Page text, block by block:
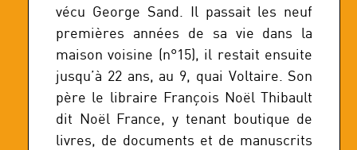
vécu George Sand. Il passait les neuf
premières années de sa vie dans la
maison voisine (n°15), il restait ensuite
jusqu’à 22 ans, au 9, quai Voltaire. Son
père le libraire François Noël Thibault
dit Noël France, y tenant boutique de
livres, de documents et de manuscrits